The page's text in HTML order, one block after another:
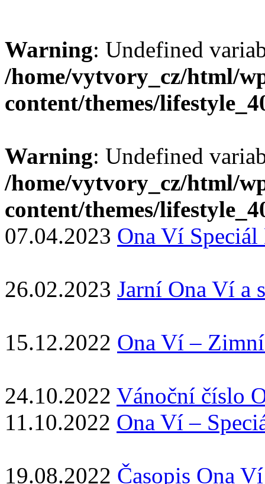
Warning: Undefined
/home/vytvory_cz/html/
content/themes/
Warning: Undefined
/home/vytvory_cz/html/
content/themes/
07.04.2023 Ona Ví
26.02.2023 Jarní Ona Ví a
15.12.2022 Ona Ví –
24.10.2022 Vánoční číslo
11.10.2022 Ona Ví –
19.08.2022 Časopis Ona